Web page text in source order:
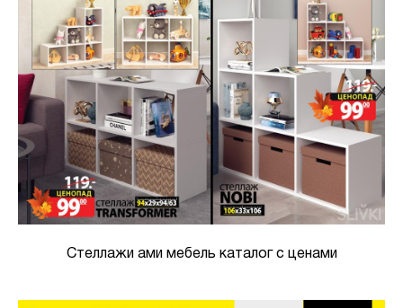
Стеллажи ами мебель каталог с ценами